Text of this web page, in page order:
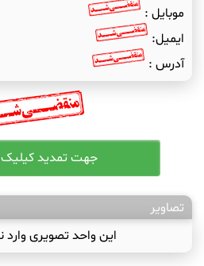
موبایل :
ایمیل:
آدرس :
تصاویر
این واحد تصویری